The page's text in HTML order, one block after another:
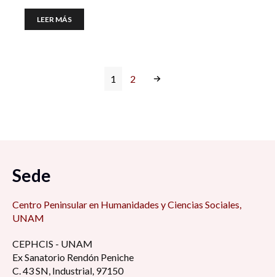
LEER MÁS
1 2
Sede
Centro Peninsular en Humanidades y Ciencias Sociales,
UNAM
CEPHCIS - UNAM
Ex Sanatorio Rendón Peniche
C. 43 SN, Industrial, 97150